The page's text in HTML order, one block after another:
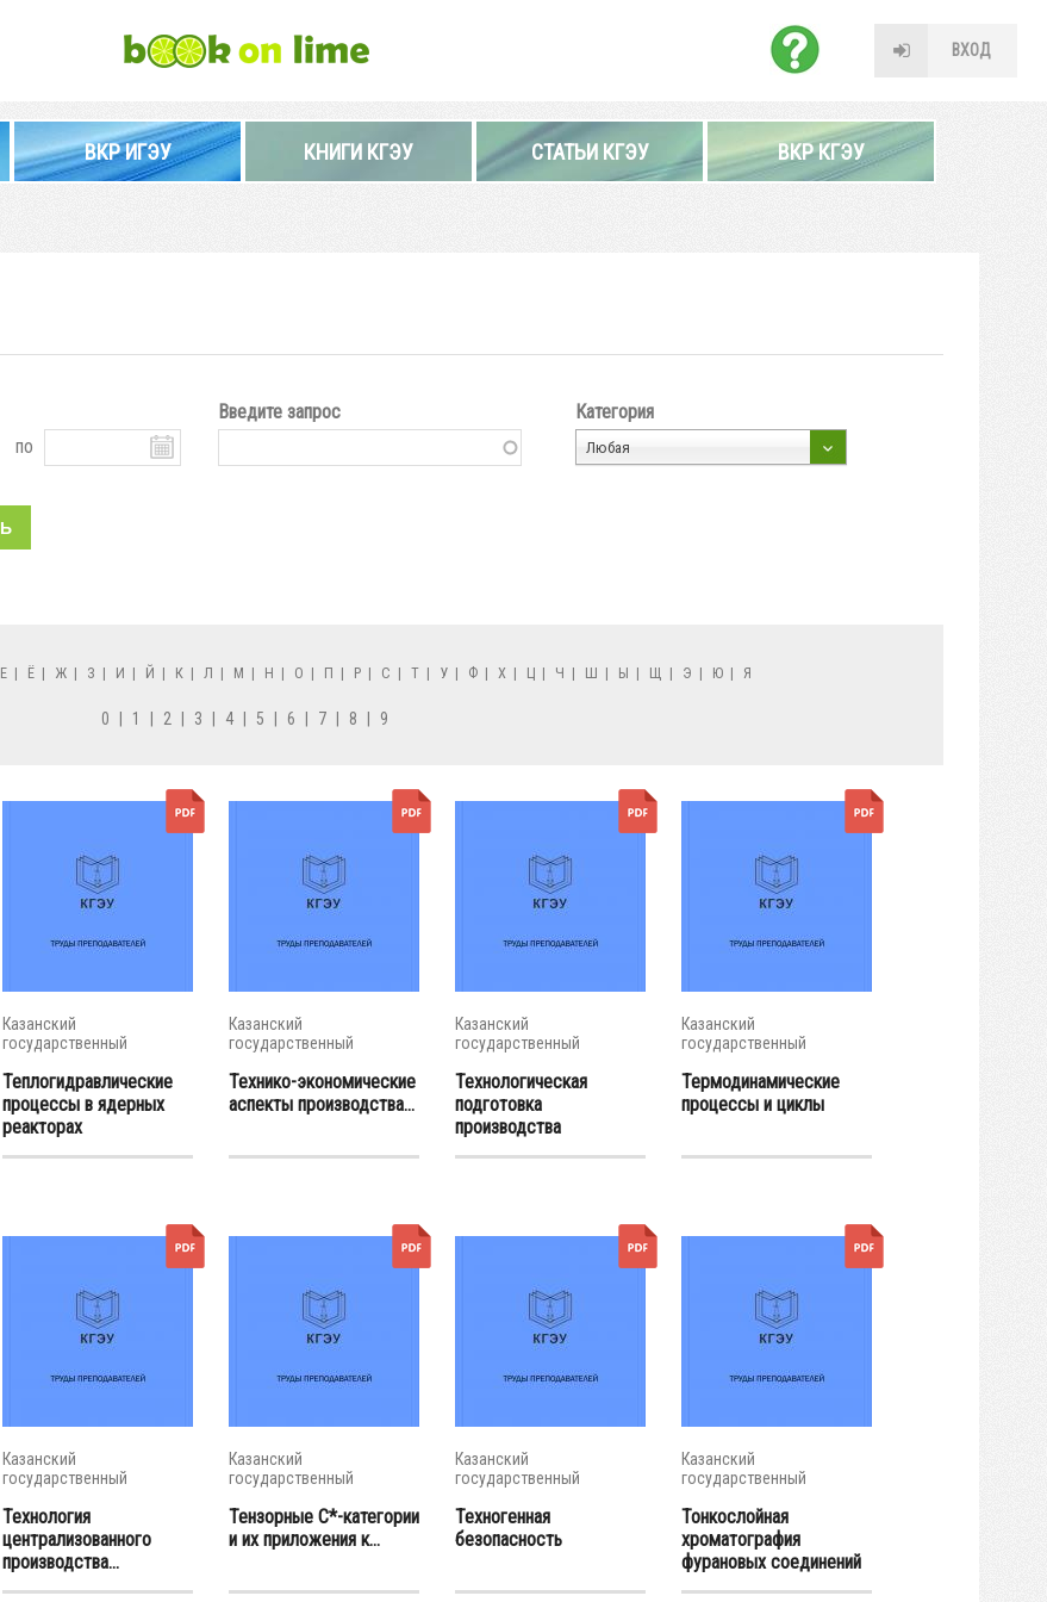
ВХОД
ВКР ИГЭУ КНИГИ КГЭУ СТАТЬИ КГЭУ ВКР КГЭУ
по
Введите запрос Категория
Любая
Е | Ё | Ж | З | И | Й | К | Л | М | Н | О | П | Р | С | Т | У | Ф | Х | Ц | Ч | Ш | Ы | Щ | Э | Ю | Я
0 1 2 3 4 5 6 7 8 9
Казанский
государственный
Теплогидравлические
процессы в ядерных
реакторах
Казанский
государственный
Технико-экономические
аспекты производства...
Казанский
государственный
Технологическая
подготовка
производства
материалов
Казанский
государственный
Термодинамические
процессы и циклы
Казанский
государственный
Технология
централизованного
производства...
Казанский
государственный
Тензорные С*-категории
и их приложения к...
Казанский
государственный
Техногенная
безопасность
Казанский
государственный
Тонкослойная
хроматография
фурановых соединений
в...